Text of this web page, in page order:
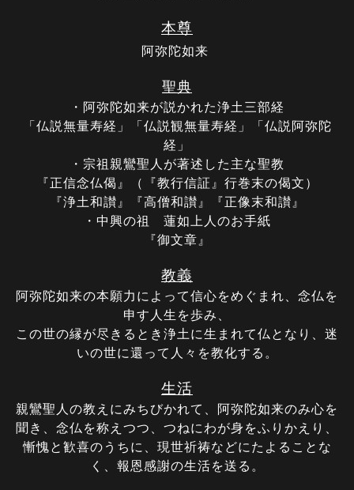
本尊
阿弥陀如来
聖典
・阿弥陀如来が説かれた浄土三部経
「仏説無量寿経」「仏説観無量寿経」「仏説阿弥陀
経」
・宗祖親鸞聖人が著述した主な聖教
『正信念仏偈』（『教行信証』行巻末の偈文）
『浄土和讃』
『高僧和讃』
『正像末和讃』
・中興の祖 蓮如上人のお手紙
『御文章』
教義
阿弥陀如来の本願力によって信心をめぐまれ、念仏を
申す人生を歩み、
この世の縁が尽きるとき浄土に生まれて仏となり、迷
いの世に還って人々を教化する。
生活
親鸞聖人の教えにみちびかれて、阿弥陀如来のみ心を
聞き、念仏を称えつつ、つねにわが身をふりかえり、
慚愧と歓喜のうちに、現世祈祷などにたよることな
く、報恩感謝の生活を送る。